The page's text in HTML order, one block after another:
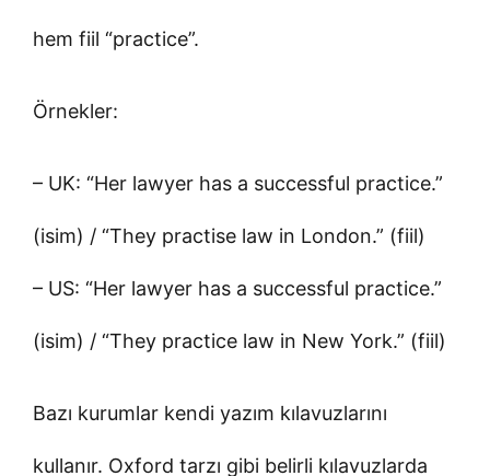
hem fiil “practice”.
Örnekler:
– UK: “Her lawyer has a successful practice.”
(isim) / “They practise law in London.” (fiil)
– US: “Her lawyer has a successful practice.”
(isim) / “They practice law in New York.” (fiil)
Bazı kurumlar kendi yazım kılavuzlarını
kullanır. Oxford tarzı gibi belirli kılavuzlarda